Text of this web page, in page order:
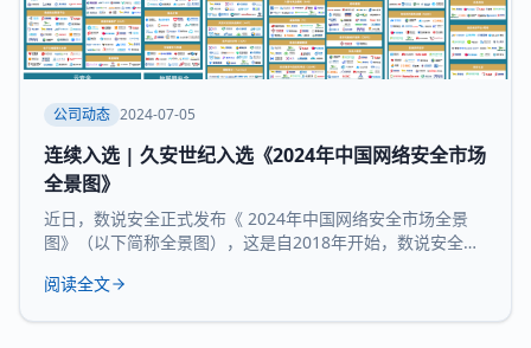
公司动态 2024-07-05
连续入选 | 久安世纪入选《2024年中国网络安全市场
全景图》
近日，数说安全正式发布《 2024年中国网络安全市场全景
图》（以下简称全景图），这是自2018年开始，数说安全发
沉淀、服务经验和长时间的市场验证，再度 入选 全景图安全
阅读全文